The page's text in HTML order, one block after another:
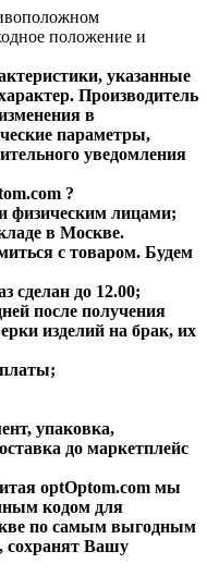
положение и
указанные
Производитель
в
параметры,
уведомления
?
физическим лицами;
в Москве.
с товаром. Будем
сделан до 12.00;
после получения
изделий на брак, их
упаковка,
до маркетплейс
optOptom.com мы
кодом для
по самым выгодным
сохранят Вашу